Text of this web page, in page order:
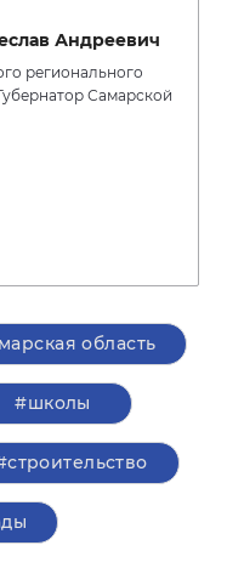
Андреевич
регионального
Самарской
область
#школы